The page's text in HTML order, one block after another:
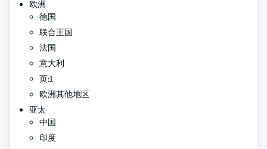
欧洲
德国
联合王国
法国
意大利
页:1
欧洲其他地区
亚太
中国
印度